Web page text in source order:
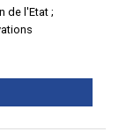
de l'Etat ;